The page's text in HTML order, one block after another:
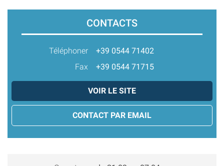
CONTACTS
Téléphoner
+39 0544 71402
Fax
+39 0544 71715
VOIR LE SITE
CONTACT PAR EMAIL